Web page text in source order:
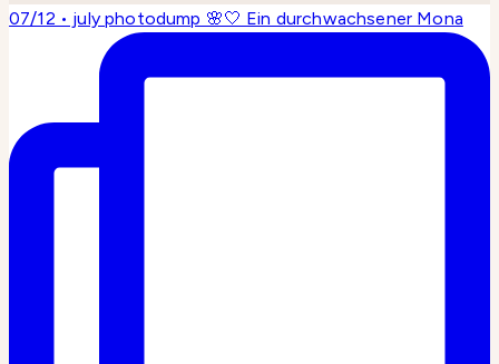
07/12 • july photodump 🌸🤍 Ein durchwachsener Mona